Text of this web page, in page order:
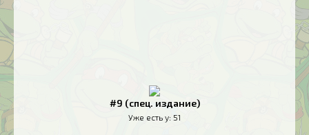
#9 (спец. издание)
Уже есть у: 51